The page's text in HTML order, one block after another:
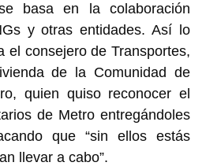
basa en la colaboración
y otras entidades. Así lo
el consejero de Transportes,
de la Comunidad de
quien quiso reconocer el
de Metro entregándoles
que “sin ellos estás
llevar a cabo”.